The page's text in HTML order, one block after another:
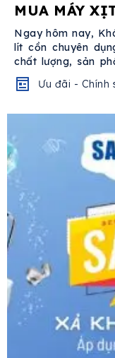
MUA MÁY
Ngay hôm nay,
lít cồn chuyên
chất lượng, sản
hiệu...
Ưu đãi - Chính